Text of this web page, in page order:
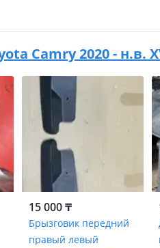
Camry 2020 - н.в.
15 000 ₸
Брызговик передний
правый левый